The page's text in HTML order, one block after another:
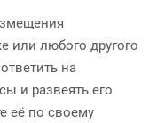
или любого другого
на
и развеять его
её по своему